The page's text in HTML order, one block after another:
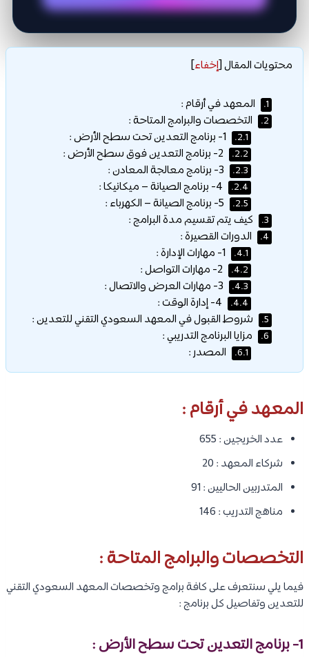
محتويات المقال[إخفاء]
1. المعهد في أرقام :
2. التخصصات والبرامج المتاحة :
2.1.
2.2.
2.3.
2.4.
2.5.
3. كيف يتم تقسيم مدة البرامج :
4. الدورات القصيرة :
4.1.
4.2.
4.3.
4.4.
5. شروط القبول في المعهد السعودي التقني للتعدين :
6. مزايا البرنامج التدريبي :
6.1. المصدر :
المعهد في أرقام :
عدد الخريجين : 655
شركاء المعهد : 20
المتدربين الحاليين : 91
مناهج التدريب : 146
التخصصات والبرامج المتاحة :
فيما يلي سنتعرف على كافة برامج وتخصصات المعهد السعودي التقني
للتعدين وتفاصيل كل برنامج :
1- برنامج التعدين تحت سطح الأرض :